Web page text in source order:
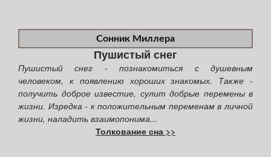
Сонник Миллера
Пушистый снег
Пушистый снег - познакомиться с душевным
человеком, к появлению хороших знакомых. Также -
получить доброе известие, сулит добрые перемены в
жизни. Изредка - к положительным переменам в личной
жизни, наладить взаимопонима...
Толкование сна >>